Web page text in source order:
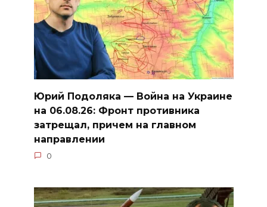
Юрий Подоляка — Война на Украине
на 06.08.26: Фронт противника
затрещал, причем на главном
направлении
0